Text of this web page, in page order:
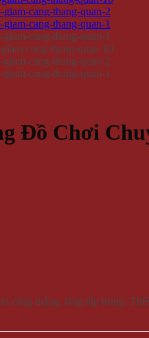
Đồ Chơi
căng thẳng, tăng tập trung.